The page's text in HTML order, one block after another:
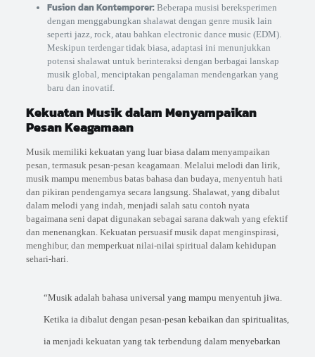
Fusion dan Kontemporer:Beberapa musisi bereksperimen
dengan menggabungkan shalawat dengan genre musik lain
seperti jazz, rock, atau bahkan electronic dance music (EDM).
Meskipun terdengar tidak biasa, adaptasi ini menunjukkan
potensi shalawat untuk berinteraksi dengan berbagai lanskap
musik global, menciptakan pengalaman mendengarkan yang
baru dan inovatif.
Kekuatan Musik dalam Menyampaikan
Pesan Keagamaan
Musik memiliki kekuatan yang luar biasa dalam menyampaikan
pesan, termasuk pesan-pesan keagamaan. Melalui melodi dan lirik,
musik mampu menembus batas bahasa dan budaya, menyentuh hati
dan pikiran pendengarnya secara langsung. Shalawat, yang dibalut
dalam melodi yang indah, menjadi salah satu contoh nyata
bagaimana seni dapat digunakan sebagai sarana dakwah yang efektif
dan menenangkan. Kekuatan persuasif musik dapat menginspirasi,
menghibur, dan memperkuat nilai-nilai spiritual dalam kehidupan
sehari-hari.
“Musik adalah bahasa universal yang mampu menyentuh jiwa.
Ketika ia dibalut dengan pesan-pesan kebaikan dan spiritualitas,
ia menjadi kekuatan yang tak terbendung dalam menyebarkan